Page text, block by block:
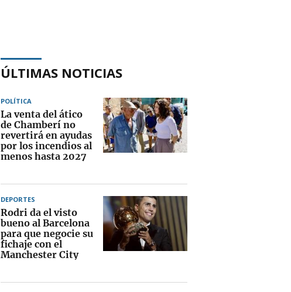
ÚLTIMAS NOTICIAS
POLÍTICA
La venta del ático
de Chamberí no
revertirá en ayudas
por los incendios al
menos hasta 2027
DEPORTES
Rodri da el visto
bueno al Barcelona
para que negocie su
fichaje con el
Manchester City